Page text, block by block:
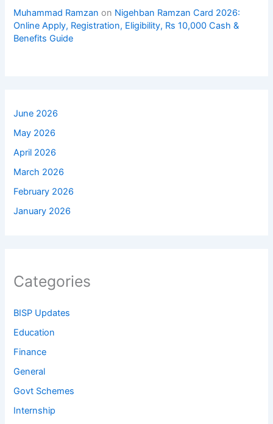
Muhammad Ramzan on Nigehban Ramzan Card 2026:
Online Apply, Registration, Eligibility, Rs 10,000 Cash &
Benefits Guide
June 2026
May 2026
April 2026
March 2026
February 2026
January 2026
Categories
BISP Updates
Education
Finance
General
Govt Schemes
Internship